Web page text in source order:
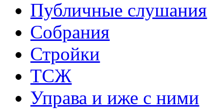
Публичные слушания
Собрания
Стройки
ТСЖ
Управа и иже с ними